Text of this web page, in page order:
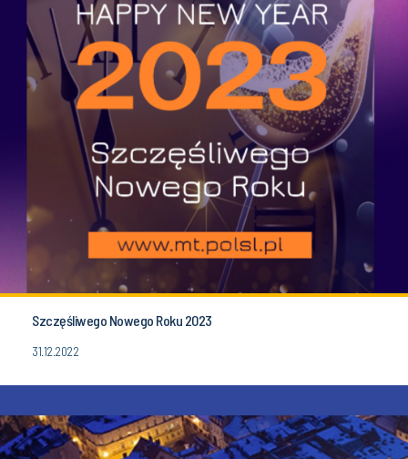
Szczęśliwego Nowego Roku 2023
31.12.2022